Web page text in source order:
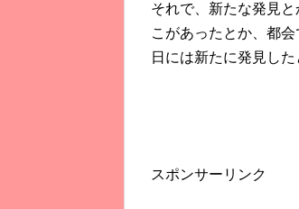
それで、新たな発見
こがあったとか、都
日には新たに発見し
スポンサーリンク